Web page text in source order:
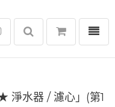
選單
淨水器 / 濾心」(第1